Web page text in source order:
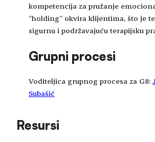
kompetencija za pružanje
“holding” okvira klijentima, što je
sigurnu i podržavajuću terapijsku
Grupni procesi
Voditeljica grupnog procesa za G8:
Subašić
Resursi